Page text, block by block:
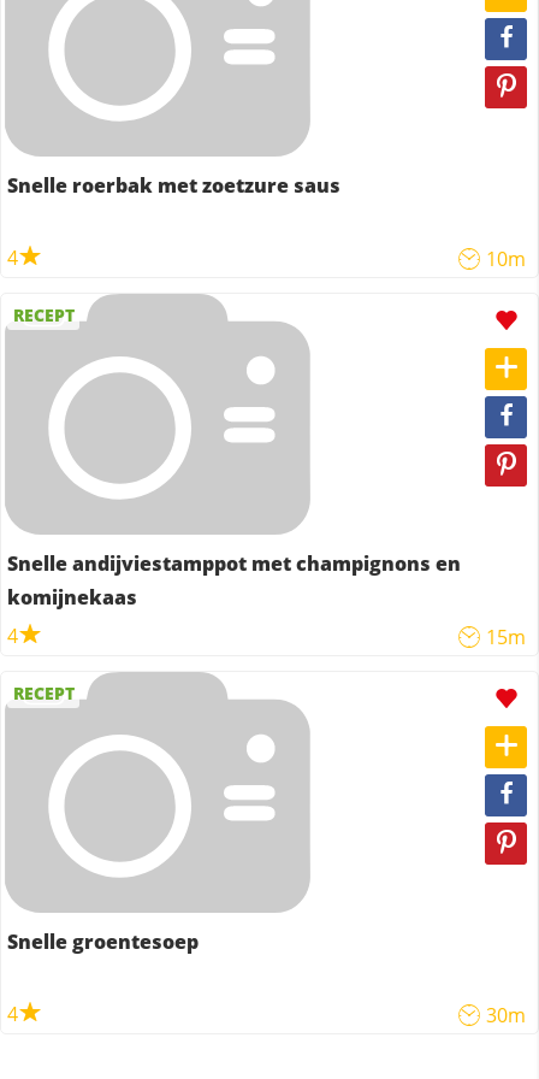
Snelle roerbak met zoetzure saus
4 10m
RECEPT
Snelle andijviestamppot met champignons en
komijnekaas
4
15m
RECEPT
Snelle groentesoep
4 30m